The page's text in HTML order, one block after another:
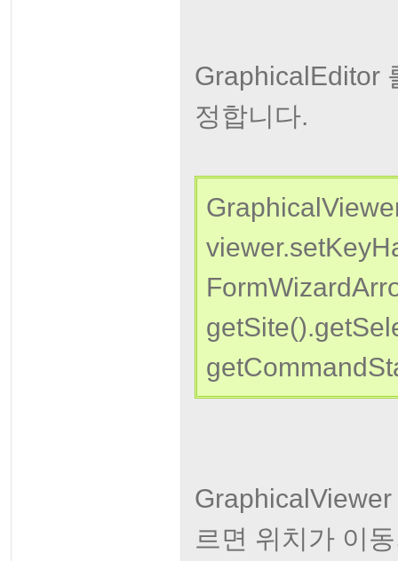
GraphicalEditor
정합니다.
르면 위치가 이